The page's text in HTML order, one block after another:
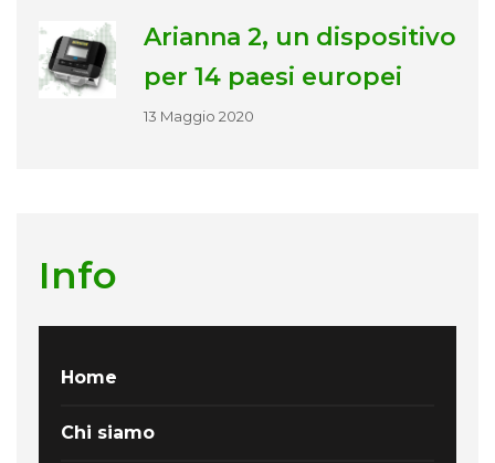
Arianna 2, un dispositivo
per 14 paesi europei
13 Maggio 2020
Info
Home
Chi siamo